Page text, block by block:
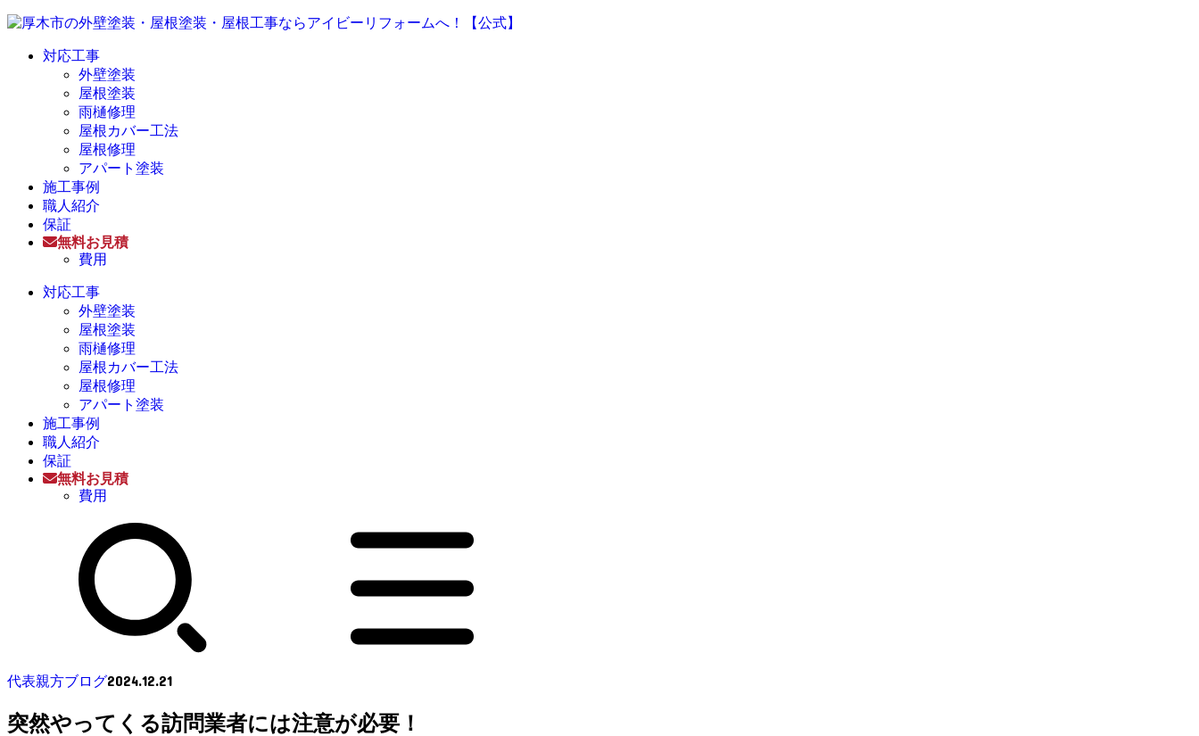
対応工事
外壁塗装
屋根塗装
雨樋修理
屋根カバー工法
屋根修理
アパート塗装
施工事例
職人紹介
保証
無料お見積
費用
対応工事
外壁塗装
屋根塗装
雨樋修理
屋根カバー工法
屋根修理
アパート塗装
施工事例
職人紹介
保証
無料お見積
費用
代表親方ブログ2024.12.21
突然やってくる訪問業者には注意が必要！